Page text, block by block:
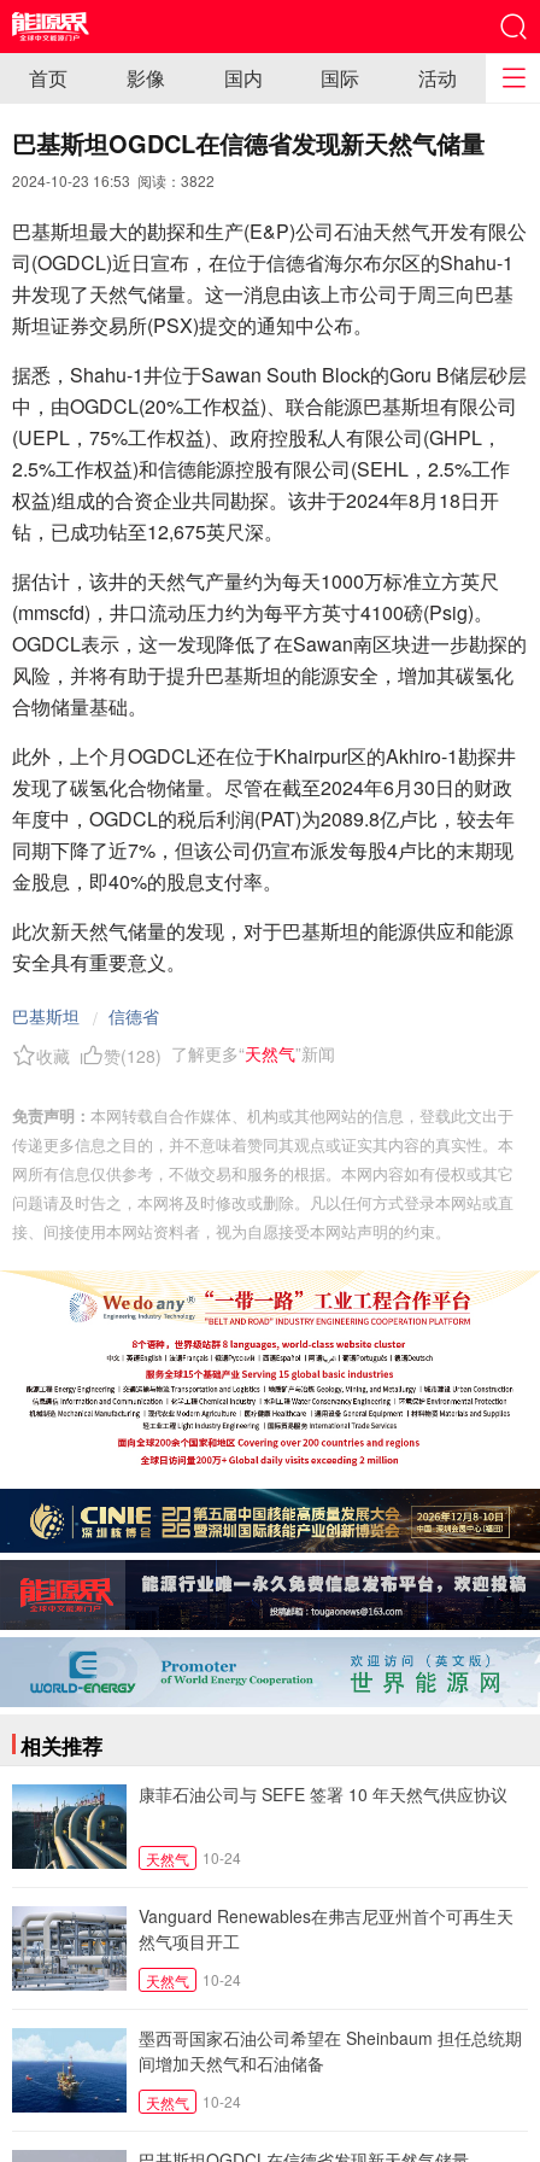
首页 影像 国内 国际 活动
巴基斯坦OGDCL在信德省发现新天然气储量
2024-10-23 16:53 阅读： 3822
巴基斯坦最大的勘探和生产(E&P)公司石油天然气开发有限公
司(OGDCL)近日宣布，在位于信德省海尔布尔区的Shahu-1
井发现了天然气储量。这一消息由该上市公司于周三向巴基
斯坦证券交易所(PSX)提交的通知中公布。
据悉，Shahu-1井位于Sawan South Block的Goru B储层砂层
中，由OGDCL(20%工作权益)、联合能源巴基斯坦有限公司
(UEPL，75%工作权益)、政府控股私人有限公司(GHPL，
2.5%工作权益)和信德能源控股有限公司(SEHL，2.5%工作
权益)组成的合资企业共同勘探。该井于2024年8月18日开
钻，已成功钻至12,675英尺深。
据估计，该井的天然气产量约为每天1000万标准立方英尺
(mmscfd)，井口流动压力约为每平方英寸4100磅(Psig)。
OGDCL表示，这一发现降低了在Sawan南区块进一步勘探的
风险，并将有助于提升巴基斯坦的能源安全，增加其碳氢化
合物储量基础。
此外，上个月OGDCL还在位于Khairpur区的Akhiro-1勘探井
发现了碳氢化合物储量。尽管在截至2024年6月30日的财政
年度中，OGDCL的税后利润(PAT)为2089.8亿卢比，较去年
同期下降了近7%，但该公司仍宣布派发每股4卢比的末期现
金股息，即40%的股息支付率。
此次新天然气储量的发现，对于巴基斯坦的能源供应和能源
安全具有重要意义。
巴基斯坦 / 信德省
收藏
赞(128) 了解更多“天然气”新闻
免责声明： 本网转载自合作媒体、机构或其他网站的信息，登载此文出于
传递更多信息之目的，并不意味着赞同其观点或证实其内容的真实性。本
网所有信息仅供参考，不做交易和服务的根据。本网内容如有侵权或其它
问题请及时告之，本网将及时修改或删除。凡以任何方式登录本网站或直
接、间接使用本网站资料者，视为自愿接受本网站声明的约束。
相关推荐
康菲石油公司与 SEFE 签署 10 年天然气供应协议
天然气 10-24
Vanguard Renewables在弗吉尼亚州首个可再生天
然气项目开工
天然气 10-24
墨西哥国家石油公司希望在 Sheinbaum 担任总统期
间增加天然气和石油储备
天然气 10-24